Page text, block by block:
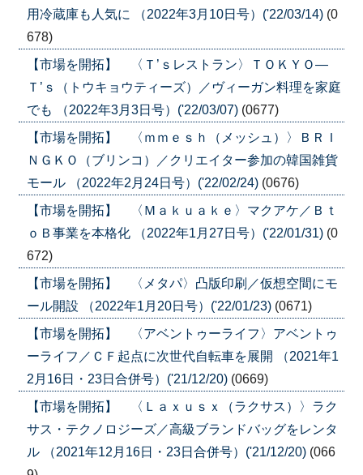
用冷蔵庫も人気に （2022年3月10日号）('22/03/14) (0
678)
【市場を開拓】 〈Ｔ’ｓレストラン〉ＴＯＫＹＯ―
Ｔ’ｓ（トウキョウティーズ）／ヴィーガン料理を家庭
でも （2022年3月3日号）('22/03/07) (0677)
【市場を開拓】 〈ｍｍｅｓｈ（メッシュ）〉ＢＲＩ
ＮＧＫＯ（ブリンコ）／クリエイター参加の韓国雑貨
モール （2022年2月24日号）('22/02/24) (0676)
【市場を開拓】 〈Ｍａｋｕａｋｅ〉マクアケ／Ｂｔ
ｏＢ事業を本格化 （2022年1月27日号）('22/01/31) (0
672)
【市場を開拓】 〈メタパ〉凸版印刷／仮想空間にモ
ール開設 （2022年1月20日号）('22/01/23) (0671)
【市場を開拓】 〈アベントゥーライフ〉アベントゥ
ーライフ／ＣＦ起点に次世代自転車を展開 （2021年1
2月16日・23日合併号）('21/12/20) (0669)
【市場を開拓】 〈Ｌａｘｕｓｘ（ラクサス）〉ラク
サス・テクノロジーズ／高級ブランドバッグをレンタ
ル （2021年12月16日・23日合併号）('21/12/20) (066